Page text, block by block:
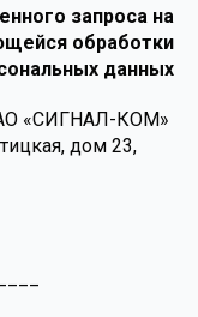
запроса на
обработки
данных
АО «СИГНАЛ-КОМ»
дом 23,